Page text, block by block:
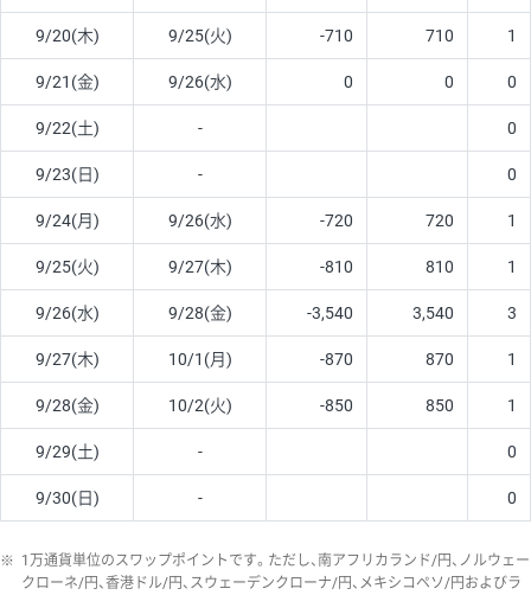
9/20(木) 9/25(火) -710 710 1
9/21(金) 9/26(水) 0 0 0
9/22(土) - 0
9/23(日) - 0
9/24(月) 9/26(水) -720 720 1
9/25(火) 9/27(木) -810 810 1
9/26(水) 9/28(金) -3,540 3,540 3
9/27(木) 10/1(月) -870 870 1
9/28(金) 10/2(火) -850 850 1
9/29(土) - 0
9/30(日) - 0
※ 1万通貨単位のスワップポイントです。ただし、南アフリカランド/円、ノルウェー
クローネ/円、香港ドル/円、スウェーデンクローナ/円、メキシコペソ/円およびラ